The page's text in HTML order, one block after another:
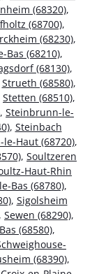
(68320),
(68700),
(68230),
Bas (68210),
(68130),
Strueth (68580),
Stetten (68510),
, Steinbrunn-le-
, Steinbach
le-Haut (68720),
, Soultzeren
Haut-Rhin
Bas (68780),
, Sigolsheim
, Sewen (68290),
(68580),
(68390),